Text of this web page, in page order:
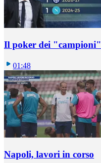
Il poker dei "campioni"
01:48
Napoli, lavori in corso